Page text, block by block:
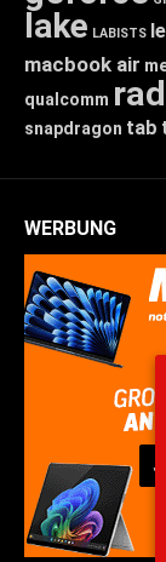
lake LABISTS
macbook air
qualcomm
snapdragon tab
WERBUNG